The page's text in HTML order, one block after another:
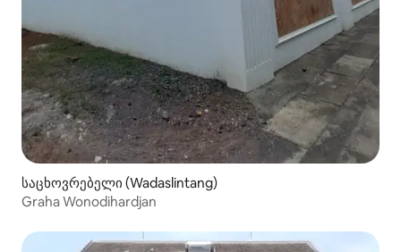
საცხოვრებელი (Wadaslintang)
Graha Wonodihardjan